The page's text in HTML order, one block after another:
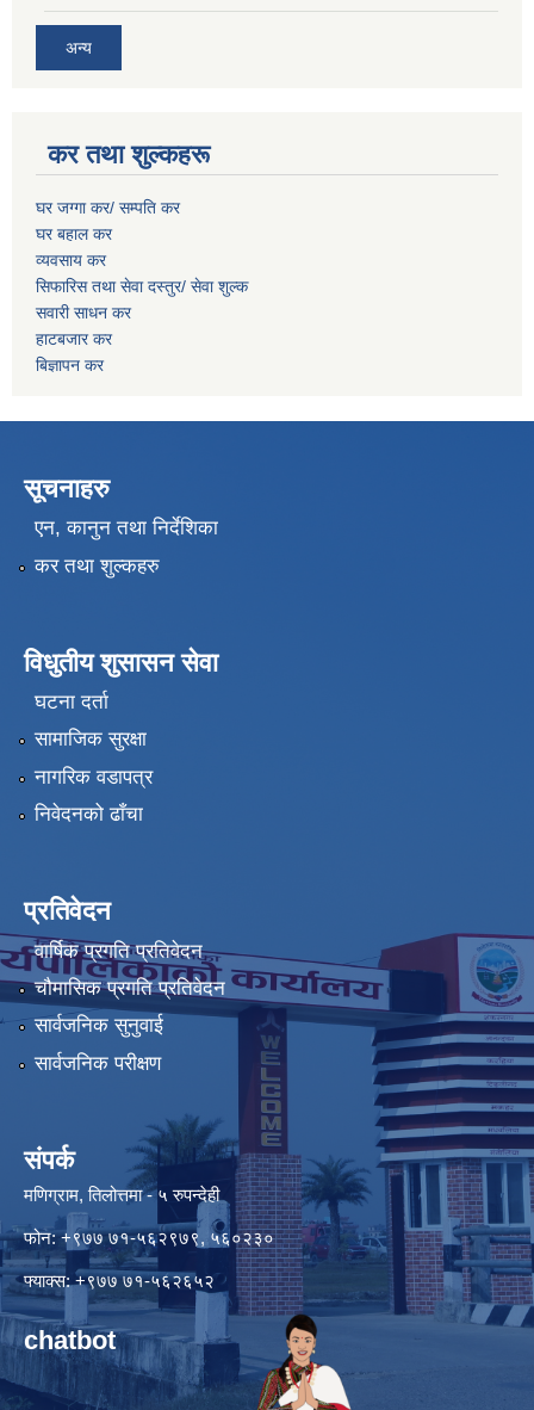
अन्य
कर तथा शुल्कहरू
घर जग्गा कर/ सम्पति कर
घर बहाल कर
व्यवसाय कर
सिफारिस तथा सेवा दस्तुर/ सेवा शुल्क
सवारी साधन कर
हाटबजार कर
बिज्ञापन कर
सूचनाहरु
एन, कानुन तथा निर्देशिका
कर तथा शुल्कहरु
विधुतीय शुसासन सेवा
घटना दर्ता
सामाजिक सुरक्षा
नागरिक वडापत्र
निवेदनको ढाँचा
प्रतिवेदन
वार्षिक प्रगति प्रतिवेदन
चौमासिक प्रगति प्रतिवेदन
सार्वजनिक सुनुवाई
सार्वजनिक परीक्षण
संपर्क
मणिग्राम, तिलोत्तमा - ५ रुपन्देही
फोन: +९७७ ७१-५६२९७९, ५६०२३०
फ्याक्स: +९७७ ७१-५६२६५२
chatbot